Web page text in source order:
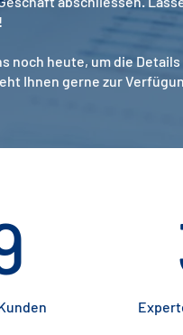
noch heute, um die
Ihnen gerne zur